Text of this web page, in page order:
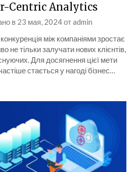
Centric Analytics
в 23 мая, 2024отadmin
між компаніями зростає
не тільки залучати нових клієнтів,
Для досягнення цієї мети
стається у нагоді бізнес…